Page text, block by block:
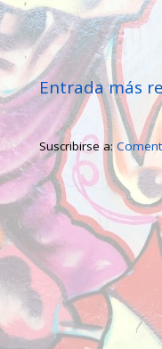
Entrada más
Suscribirse a: